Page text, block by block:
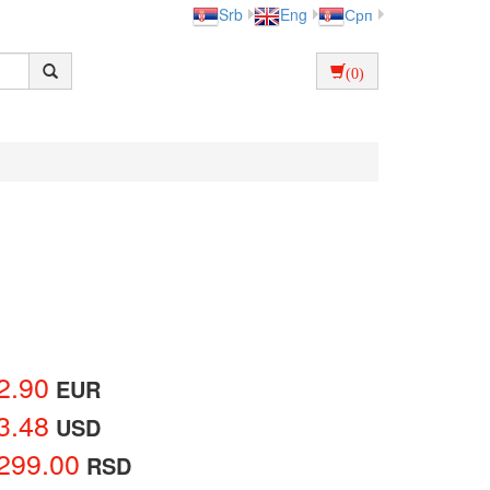
Srb Eng Срп
(0)
EUR
USD
RSD